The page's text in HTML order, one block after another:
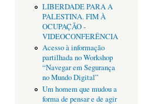
LIBERDADE PARA A
PALESTINA. FIM À
OCUPAÇÃO -
VIDEOCONFERÊNCIA
Acesso à informação
partilhada no Workshop
“Navegar em Segurança
no Mundo Digital”
Um homem que mudou a
forma de pensar e de agir